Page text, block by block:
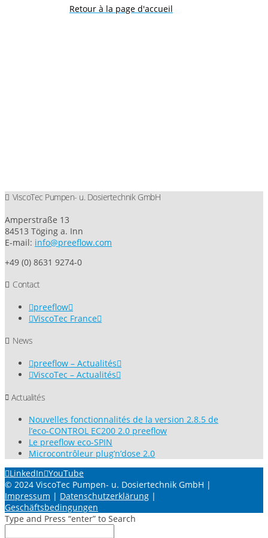
Retour à la page d'accueil
ViscoTec Pumpen- u. Dosiertechnik GmbH
Amperstraße 13
84513 Töging a. Inn
E-mail: info@preeflow.com
+49 (0) 8631 9274-0
Contact
preeflow
ViscoTec France
News
preeflow – Actualités
ViscoTec – Actualités
Actualités
Nouvelles fonctionnalités de la version 2.8.5 de
l’eco-CONTROL EC200 2.0 preeflow
Le preeflow eco-SPIN
Microcontrôleur plug’n’dose 2.0
LinkedIn YouTube
© 2024 ViscoTec Pumpen- u. Dosiertechnik GmbH |
Impressum | Datenschutzerklärung |
Geschäftsbedingungen
Type and Press “enter” to Search